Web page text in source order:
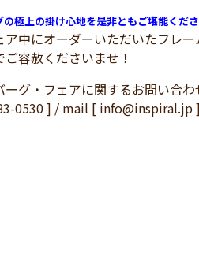
の極上の掛け心地を是非ともご堪能くださ
中にオーダーいただいたフレ
ご容赦くださいませ！
グ・フェアに関するお問い合わ
0530 ] / mail [ info@inspiral.jp ]